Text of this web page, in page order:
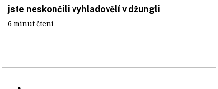
jste neskončili vyhladovělí v džungli
6 minut čtení